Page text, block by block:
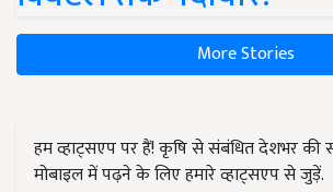
More Stories
हम व्हाट्सएप पर हैं! कृषि से संबंधित देशभर की
मोबाइल में पढ़ने के लिए हमारे व्हाट्सएप से जुड़ें.